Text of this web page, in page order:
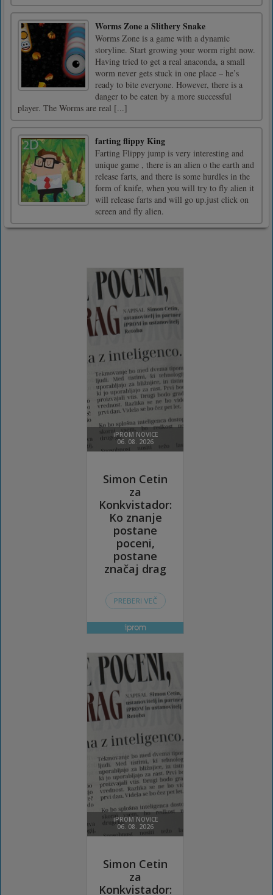
Worms Zone a Slithery Snake
Worms Zone is a game with a dynamic
storyline. Start growing your worm right now.
Having tried to get a real anaconda, a small
worm never gets stuck in one place – he’s
ready to bite everyone. However, there is a
danger to be eaten by a more successful
player. The Worms are real [...]
farting flippy King
Farting Flippy jump is very interesting and
unique game , there is an alien o the earth and
release farts, and there is some hurdles in the
form of knife, when you will try to fly alien it
will release farts and will go up.just click on
screen and fly alien.